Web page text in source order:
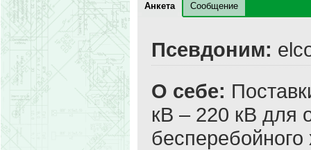
Анкета Сообщение
Псевдоним:
О себе:
кВ – 220 кВ для